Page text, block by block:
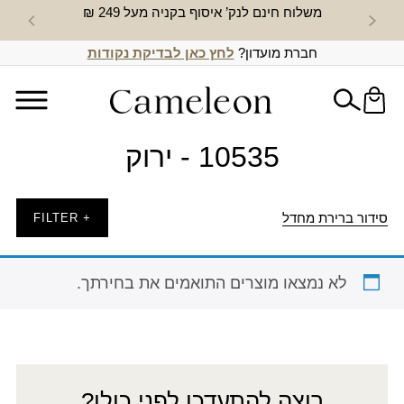
משלוח חינם לנק’ איסוף בקניה מעל 249 ₪ חדש
חברת מועדון? לחץ כאן לבדיקת נקודות
10535 - ירוק
סידור ברירת מחדל + FILTER
לא נמצאו מוצרים התואמים את בחירתך.